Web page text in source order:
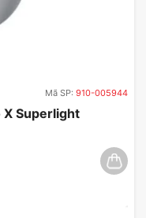
ra âm bass
này không chỉ
Mã SP: 910-005944
X Superlight